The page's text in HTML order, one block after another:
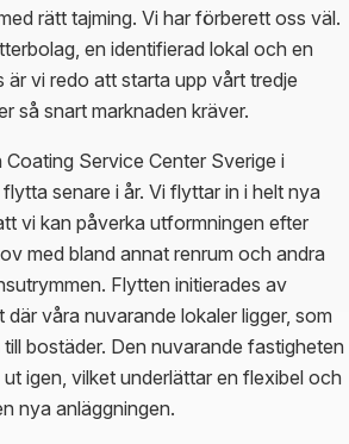
rätt tajming. Vi har förberett oss väl.
en identifierad lokal och en
är vi redo att starta upp vårt tredje
så snart marknaden kräver.
Service Center Sverige i
senare i år. Vi flyttar in i helt nya
vi kan påverka utformningen efter
med bland annat renrum och andra
Flytten initierades av
våra nuvarande lokaler ligger, som
bostäder. Den nuvarande fastigheten
igen, vilket underlättar en flexibel och
nya anläggningen.